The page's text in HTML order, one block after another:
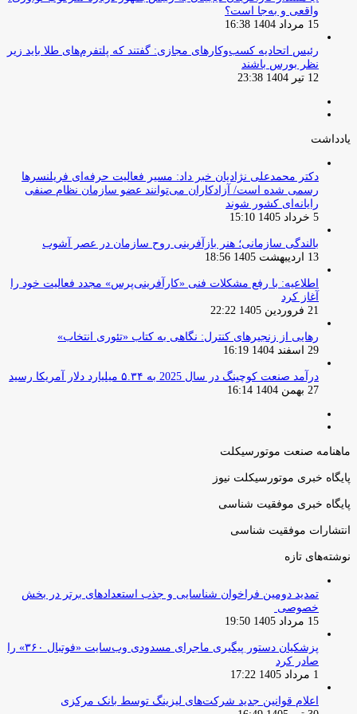
واقعی و به‌جا است؟
15 مرداد 1404 16:38
‏رئیس اتحادیه کسب‌وکارهای مجازی: گفتند که پلتفرم‌های طلا باید زیر
نظر بورس باشند
12 تیر 1404 23:38
یادداشت
دکتر محمدعلی نژادیان خبر داد: مسیر فعالیت حرفه‌ای فریلنسرها
رسمی شده است/ آزادکاران می‌توانند عضو سازمان نظام صنفی
رایانه‌ای کشور شوند
5 خرداد 1405 15:10
بالندگی سازمانی؛ هنر بازآفرینی روح سازمان در عصر آشوب
13 اردیبهشت 1405 18:56
اطلاعیه: با رفع مشکلات فنی «کارآفرینی‌پرس» مجدد فعالیت خود را
آغاز کرد
21 فروردین 1405 22:22
رهایی از زنجیرهای کنترل: نگاهی به کتاب «تئوری انتخاب»
29 اسفند 1404 16:19
درآمد صنعت کوچینگ در سال 2025 به ۵.۳۴ میلیارد دلار آمریکا رسید
27 بهمن 1404 16:14
ماهنامه صنعت موتورسیکلت
پایگاه خبری موتورسیکلت نیوز
پایگاه خبری موفقیت شناسی
انتشارات موفقیت شناسی
نوشته‌های تازه
تمدید دومین فراخوان شناسایی و جذب استعدادهای برتر در بخش
خصوصی
15 مرداد 1405 19:50
پزشکیان دستور پیگیری ماجرای مسدودی وب‌سایت «فوتبال ۳۶۰» را
صادر کرد
1 مرداد 1405 17:22
اعلام قوانین جدید شرکت‌های لیزینگ توسط بانک مرکزی